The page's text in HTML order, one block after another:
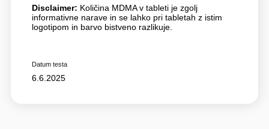
Disclaimer: Količina MDMA v tableti je zgolj
informativne narave in se lahko pri tabletah z istim
logotipom in barvo bistveno razlikuje.
Datum testa
6.6.2025